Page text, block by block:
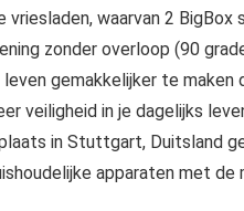
waarvan 2
zonder overloop (90
gemakkelijker te maken
veiligheid in je dagelijks
in Stuttgart, Duitsland
apparaten met